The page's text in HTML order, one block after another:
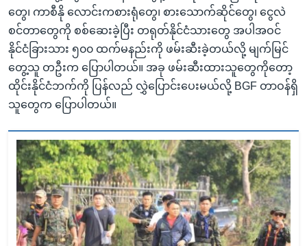
တွေ၊ ကာစီနို လောင်းကစားရုံတွေ၊ စားသောက်ဆိုင်တွေ၊ ငွေလဲ
စင်တာတွေကို စစ်ဆေးခဲ့ပြီး တရုတ်နိုင်ငံသားတွေ အပါအဝင်
နိုင်ငံခြားသား ၅၀၀ ထက်မနည်းကို ဖမ်းဆီးခဲ့တယ်လို့ မျက်မြင်
တွေ့သူ တဦးက ပြောပါတယ်။ အခု ဖမ်းဆီးထားသူတွေကိုတော့
ထိုင်းနိုင်ငံဘက်ကို ပြန်လည် လွှဲပြောင်းပေးမယ်လို့ BGF တာဝန်ရှိ
သူတွေက ပြောပါတယ်။